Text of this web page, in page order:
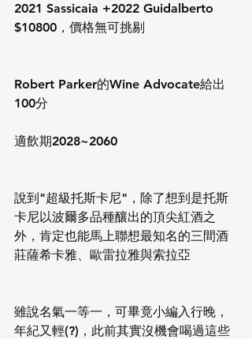
2021 Sassicaia +2022 Guidalberto
$10800，價格無可挑剔
Robert Parker的Wine Advocate給出
100分
適飲期2028~2060
說到"超級托斯卡尼"，除了想到是托斯
卡尼以波爾多品種釀出的頂尖紅酒之
外，肯定也能馬上聯想最知名的三間酒
莊薩希卡雅、歐雷拉雅與索拉亞
雖說名氣一等一，可畢竟小編入行晚，
年紀又輕(?)，此前其實沒機會喝過這些